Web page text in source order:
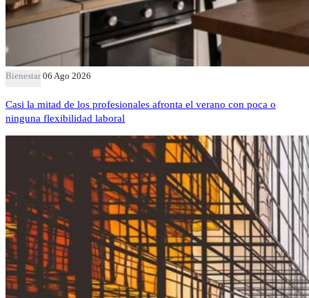
Bienestar 06 Ago 2026
Casi la mitad de los profesionales afronta el verano con poca o
ninguna flexibilidad laboral